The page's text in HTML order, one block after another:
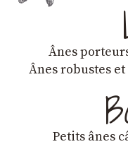
Ânes
Ânes robustes
Petits ânes